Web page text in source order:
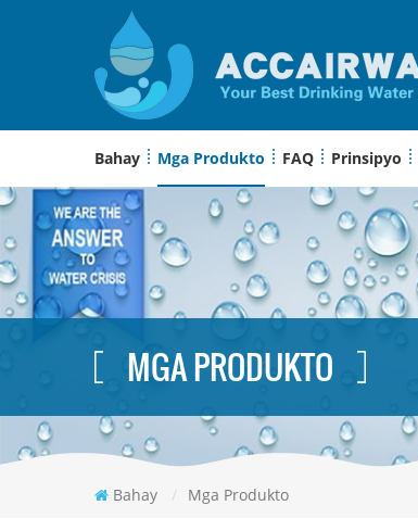
Bahay Mga Produkto FAQ Prinsipyo
MGA PRODUKTO
Bahay / Mga Produkto